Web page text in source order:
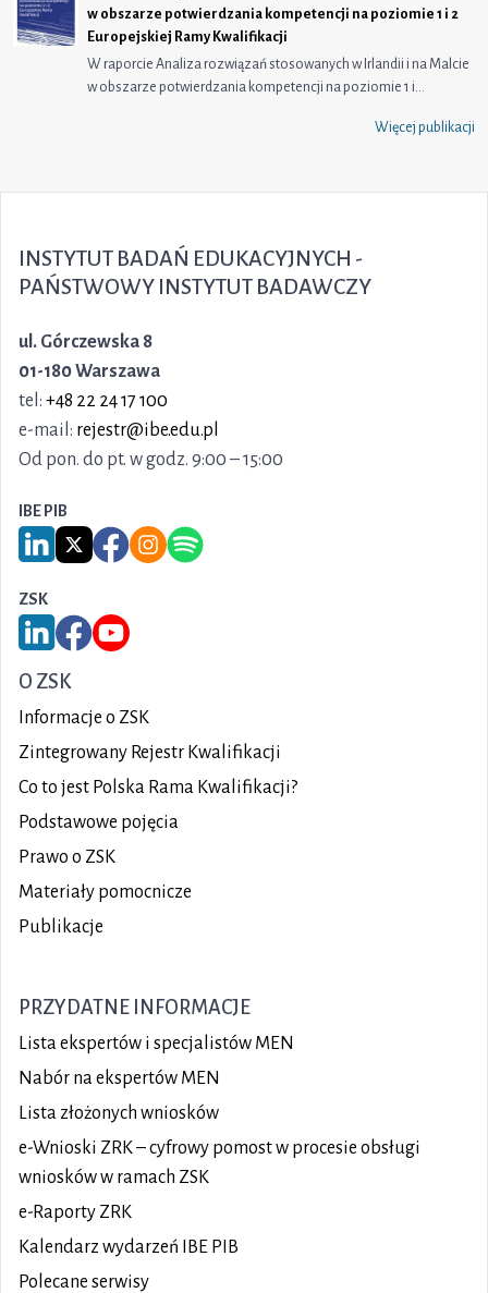
w obszarze potwierdzania kompetencji na poziomie 1 i 2
Europejskiej Ramy Kwalifikacji
W raporcie Analiza rozwiązań stosowanych w Irlandii i na Malcie
w obszarze potwierdzania kompetencji na poziomie 1 i…
Więcej publikacji
INSTYTUT BADAŃ EDUKACYJNYCH -
PAŃSTWOWY INSTYTUT BADAWCZY
ul. Górczewska 8
01-180 Warszawa
tel: +48 22 24 17 100
e-mail: rejestr@ibe.edu.pl
Od pon. do pt. w godz. 9:00 – 15:00
IBE PIB
Link do serwisu LinkedIn IBE PIB
Link do serwisu X IBE PIB
Link do Facebook IBE PIB
Link do Instagram IBE PIB
Link do Spotify IBE PIB
ZSK
Link do serwisu LinkedIn ZSK
Link do Facebook ZSK
Link do YouTube ZSK
O ZSK
Informacje o ZSK
Zintegrowany Rejestr Kwalifikacji
Co to jest Polska Rama Kwalifikacji?
Podstawowe pojęcia
Prawo o ZSK
Materiały pomocnicze
Publikacje
PRZYDATNE INFORMACJE
Lista ekspertów i specjalistów MEN
Nabór na ekspertów MEN
Lista złożonych wniosków
e-Wnioski ZRK – cyfrowy pomost w procesie obsługi
wniosków w ramach ZSK
e-Raporty ZRK
Kalendarz wydarzeń IBE PIB
Polecane serwisy